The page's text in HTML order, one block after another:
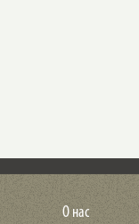
О нас